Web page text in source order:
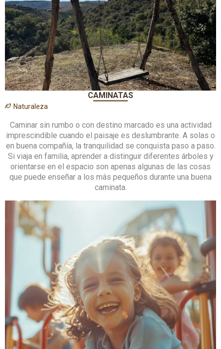
CAMINATAS
Naturaleza
Caminar sin rumbo o con destino marcado es una actividad
imprescindible cuando el paisaje es deslumbrante. A solas o
en buena compañía, la tranquilidad se conquista paso a paso.
Si viaja en familia, aprender a distinguir diferentes árboles y
orientarse en el espacio son apenas algunas de las cosas
que puede enseñar a los más pequeños durante una buena
caminata.